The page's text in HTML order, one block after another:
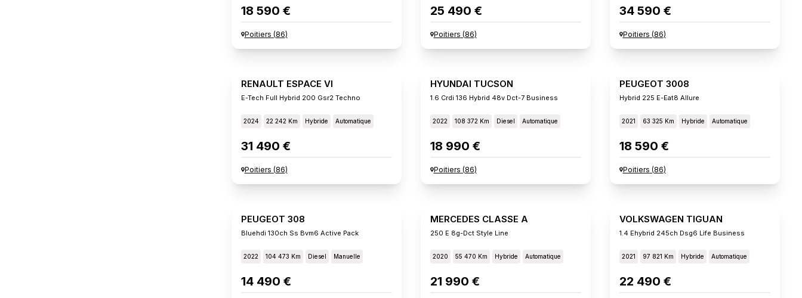
18 590 €
Poitiers (86)
25 490 €
Poitiers (86)
34 590 €
Poitiers (86)
RENAULT ESPACE VI
E-Tech Full Hybrid 200 Gsr2 Techno
2024 22 242 Km Hybride Automatique
31 490 €
Poitiers (86)
HYUNDAI TUCSON
1.6 Crdi 136 Hybrid 48v Dct-7 Business
2022 108 372 Km Diesel Automatique
18 990 €
Poitiers (86)
PEUGEOT 3008
Hybrid 225 E-Eat8 Allure
2021 63 325 Km Hybride Automatique
18 590 €
Poitiers (86)
PEUGEOT 308
Bluehdi 130ch Ss Bvm6 Active Pack
2022 104 473 Km Diesel Manuelle
14 490 €
MERCEDES CLASSE A
250 E 8g-Dct Style Line
2020 55 470 Km Hybride Automatique
21 990 €
VOLKSWAGEN TIGUAN
1.4 Ehybrid 245ch Dsg6 Life Business
2021 97 821 Km Hybride Automatique
22 490 €